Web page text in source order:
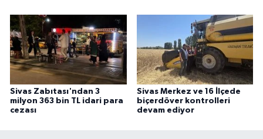
Sivas Zabıtası'ndan 3
milyon 363 bin TL idari para
cezası
Sivas Merkez ve 16 İlçede
biçerdöver kontrolleri
devam ediyor